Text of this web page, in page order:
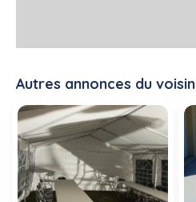
Autres annonces du voisin